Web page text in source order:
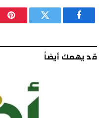
فيسبوك تويتر
قد يهمك أيضاً